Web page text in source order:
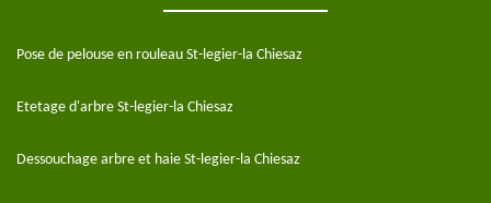
Pose de pelouse en rouleau St-legier-la Chiesaz
Etetage d'arbre St-legier-la Chiesaz
Dessouchage arbre et haie St-legier-la Chiesaz